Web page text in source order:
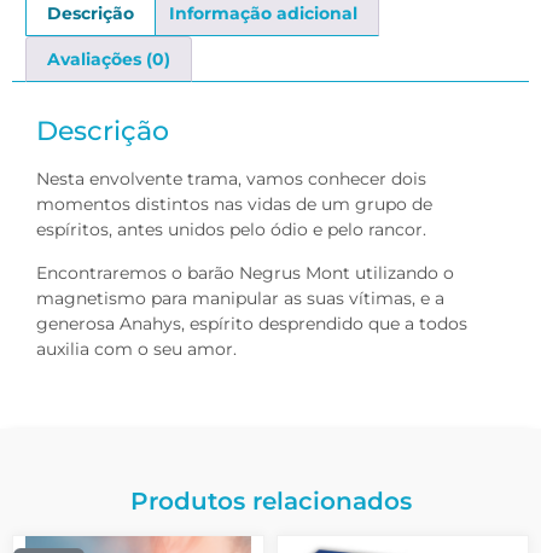
Descrição Informação adicional
Avaliações (0)
Descrição
Nesta envolvente trama, vamos conhecer dois
momentos distintos nas vidas de um grupo de
espíritos, antes unidos pelo ódio e pelo rancor.
Encontraremos o barão Negrus Mont utilizando o
magnetismo para manipular as suas vítimas, e a
generosa Anahys, espírito desprendido que a todos
auxilia com o seu amor.
Produtos relacionados